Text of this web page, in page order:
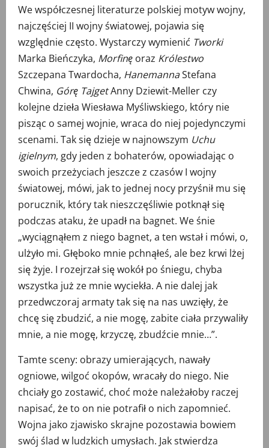
We współczesnej literaturze polskiej motyw wojny,
najczęściej II wojny światowej, pojawia się
względnie często. Wystarczy wymienić Tworki
Marka Bieńczyka, Morfinę oraz Królestwo
Szczepana Twardocha, HanemannaStefana
Chwina, Górę TajgetAnny Dziewit-Meller czy
kolejne dzieła Wiesława Myśliwskiego, który nie
pisząc o samej wojnie, wraca do niej pojedynczymi
scenami. Tak się dzieje w najnowszym Uchu
igielnym, gdy jeden z bohaterów, opowiadając o
swoich przeżyciach jeszcze z czasów I wojny
światowej, mówi, jak to jednej nocy przyśnił mu się
porucznik, który tak nieszczęśliwie potknął się
podczas ataku, że upadł na bagnet. We śnie
„wyciągnąłem z niego bagnet, a ten wstał i mówi, o,
ulżyło mi. Głęboko mnie pchnąłeś, ale bez krwi lżej
się żyje. I rozejrzał się wokół po śniegu, chyba
wszystka już ze mnie wyciekła. A nie dalej jak
przedwczoraj armaty tak się na nas uwzięły, że
chcę się zbudzić, a nie mogę, zabite ciała przywaliły
mnie, a nie mogę, krzyczę, zbudźcie mnie…”.
Tamte sceny: obrazy umierających, nawały
ogniowe, wilgoć okopów, wracały do niego. Nie
chciały go zostawić, choć może należałoby raczej
napisać, że to on nie potrafił o nich zapomnieć.
Wojna jako zjawisko skrajne pozostawia bowiem
swój ślad w ludzkich umysłach. Jak stwierdza